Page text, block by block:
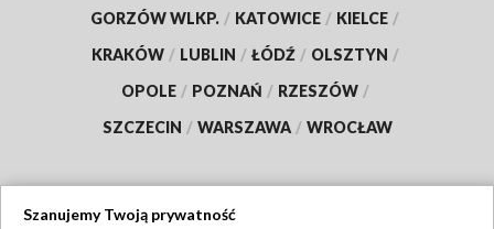
GORZÓW WLKP. / KATOWICE / KIELCE /
KRAKÓW / LUBLIN / ŁÓDŹ / OLSZTYN /
OPOLE / POZNAŃ / RZESZÓW /
SZCZECIN / WARSZAWA / WROCŁAW
Szanujemy Twoją prywatność